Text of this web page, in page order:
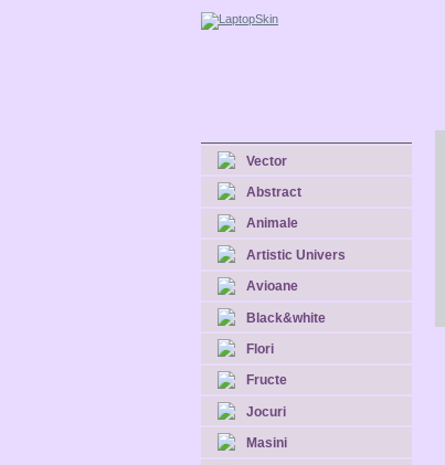
Vector
Abstract
Animale
Artistic Univers
Avioane
Black&white
Flori
Fructe
Jocuri
Masini